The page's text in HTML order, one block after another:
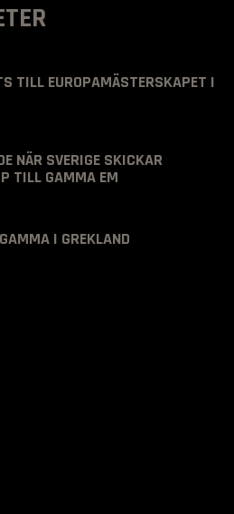
TILL EUROPAMÄSTERSKAPET I
NÄR SVERIGE SKICKAR
TILL GAMMA EM
I GREKLAND